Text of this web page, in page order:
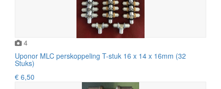
4
Uponor MLC perskoppeling T-stuk 16 x 14 x 16mm (32
Stuks)
€ 6,50